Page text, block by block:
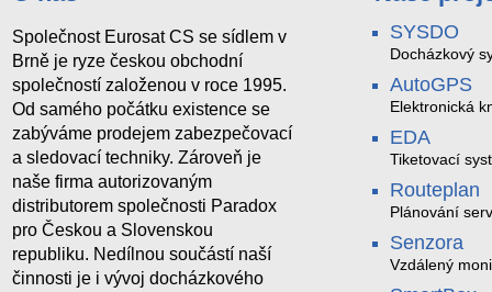
Společnost Eurosat CS se sídlem v
Brně je ryze českou obchodní
společností založenou v roce 1995.
Od samého počátku existence se
zabýváme prodejem zabezpečovací
a sledovací techniky. Zároveň je
naše firma autorizovaným
distributorem společnosti Paradox
pro Českou a Slovenskou
republiku. Nedílnou součástí naší
činnosti je i vývoj docházkového
SYSDO
Docházkový
AutoGPS
Elektronická
EDA
Tiketovací
Routeplan
Plánování
Senzora
Vzdálený